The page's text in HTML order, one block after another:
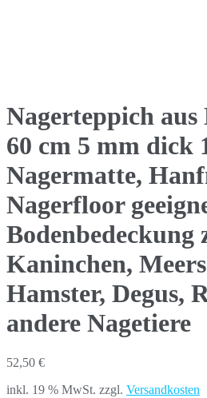
Nagerteppich aus
60 cm 5 mm dick
Nagermatte,
Nagerfloor
Bodenbedeckung
Kaninchen,
Hamster, Degus,
andere Nagetiere
52,50 €
inkl. 19 % MwSt. zzgl. Versandkosten